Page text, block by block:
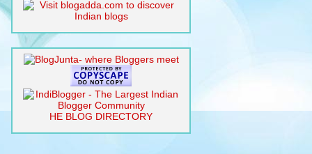
HE BLOG DIRECTORY